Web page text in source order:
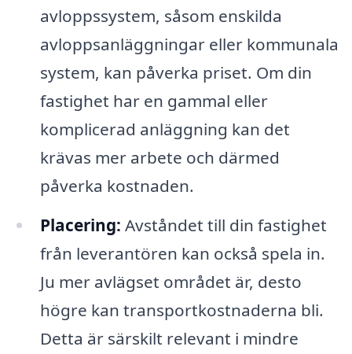
avloppssystem, såsom enskilda
avloppsanläggningar eller kommunala
system, kan påverka priset. Om din
fastighet har en gammal eller
komplicerad anläggning kan det
krävas mer arbete och därmed
påverka kostnaden.
Placering: Avståndet till din fastighet
från leverantören kan också spela in.
Ju mer avlägset området är, desto
högre kan transportkostnaderna bli.
Detta är särskilt relevant i mindre